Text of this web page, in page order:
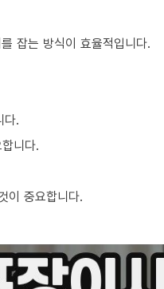
잡는 방식이 효율적입니다.
다.
니다.
이 중요합니다.